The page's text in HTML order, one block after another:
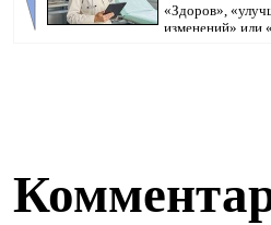
«Здоров»,
изменений» или